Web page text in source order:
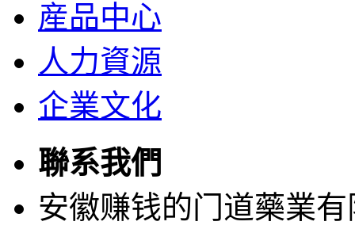
産品中心
人力資源
企業文化
聯系我們
安徽赚钱的门道藥業